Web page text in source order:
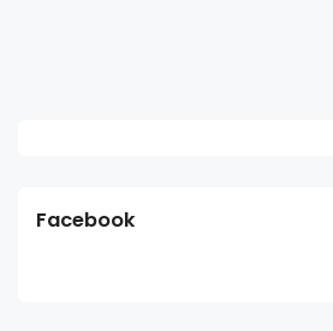
Facebook